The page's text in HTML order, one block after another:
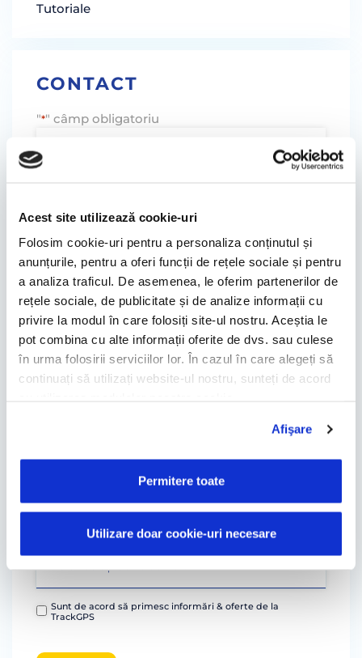
Acest site utilizează cookie-uri
Folosim cookie-uri pentru a personaliza conținutul și
anunțurile, pentru a oferi funcții de rețele sociale și pentru
a analiza traficul. De asemenea, le oferim partenerilor de
rețele sociale, de publicitate și de analize informații cu
privire la modul în care folosiți site-ul nostru. Aceștia le
pot combina cu alte informații oferite de dvs. sau culese
în urma folosirii serviciilor lor. În cazul în care alegeți să
continuați să utilizați website-ul nostru, sunteți de acord
Afişare
Permitere toate
Utilizare doar cookie-uri necesare
Tutoriale
CONTACT
"*" câmp obligatoriu
Sunt de acord să primesc informări & oferte de la
TrackGPS